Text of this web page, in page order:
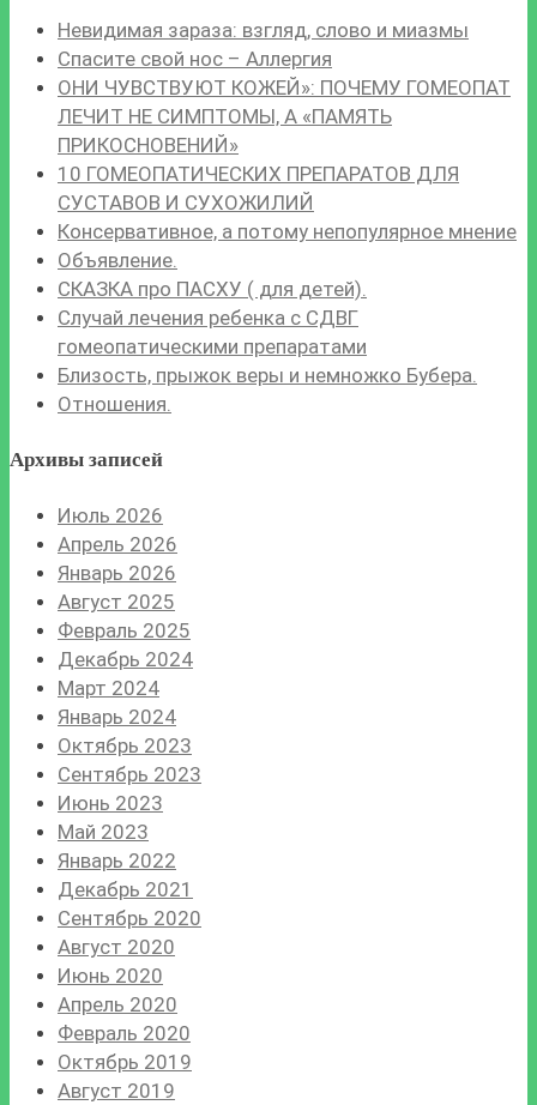
Невидимая зараза: взгляд, слово и миазмы
Спасите свой нос – Аллергия
ОНИ ЧУВСТВУЮТ КОЖЕЙ»: ПОЧЕМУ ГОМЕОПАТ
ЛЕЧИТ НЕ СИМПТОМЫ, А «ПАМЯТЬ
ПРИКОСНОВЕНИЙ»
10 ГОМЕОПАТИЧЕСКИХ ПРЕПАРАТОВ ДЛЯ
СУСТАВОВ И СУХОЖИЛИЙ
Консервативное, а потому непопулярное мнение
Объявление.
СКАЗКА про ПАСХУ ( для детей).
Случай лечения ребенка с СДВГ
гомеопатическими препаратами
Близость, прыжок веры и немножко Бубера.
Отношения.
Архивы записей
Июль 2026
Апрель 2026
Январь 2026
Август 2025
Февраль 2025
Декабрь 2024
Март 2024
Январь 2024
Октябрь 2023
Сентябрь 2023
Июнь 2023
Май 2023
Январь 2022
Декабрь 2021
Сентябрь 2020
Август 2020
Июнь 2020
Апрель 2020
Февраль 2020
Октябрь 2019
Август 2019